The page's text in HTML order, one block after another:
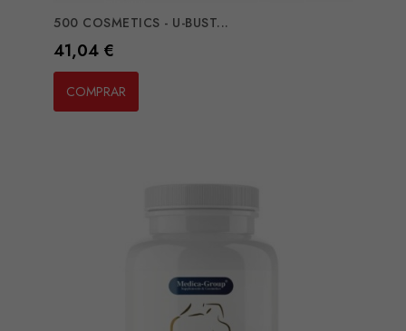
500 COSMETICS - U-BUST...
Preço
41,04 €
COMPRAR